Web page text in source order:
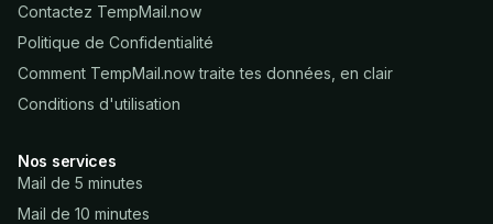
Contactez TempMail.now
Politique de Confidentialité
Comment TempMail.now traite tes données, en clair
Conditions d'utilisation
Nos services
Mail de 5 minutes
Mail de 10 minutes